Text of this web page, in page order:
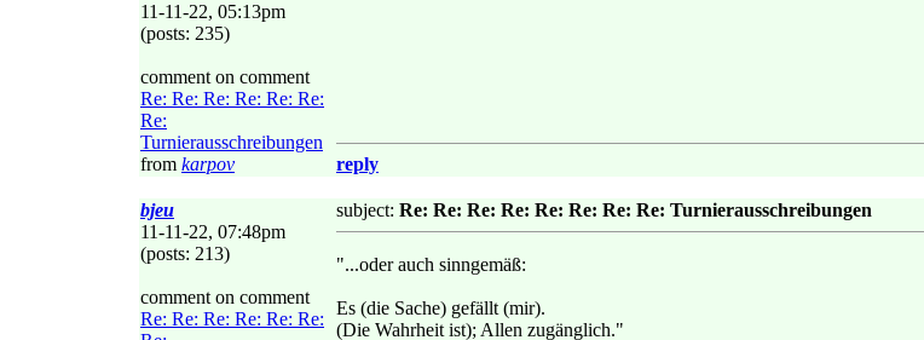
11-11-22, 05:13pm
(posts: 235)
comment on comment
Re: Re: Re: Re: Re: Re:
Re:
Turnierausschreibungen
from karpov reply
bjeu
11-11-22, 07:48pm
(posts: 213)
comment on comment
Re: Re: Re: Re: Re: Re:
subject: Re: Re: Re: Re: Re: Re: Re: Re: Turnierausschreibungen
"...oder auch sinngemäß:
Es (die Sache) gefällt (mir).
(Die Wahrheit ist); Allen zugänglich."